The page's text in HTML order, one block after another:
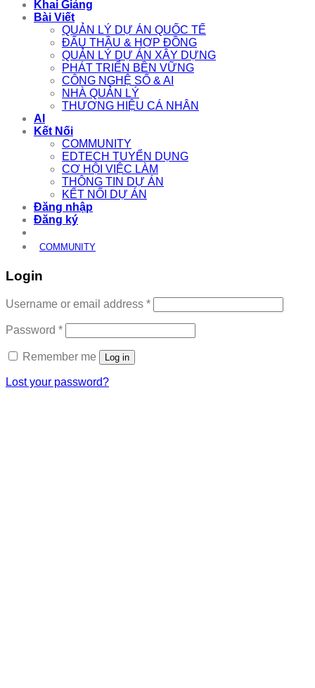
Khai Giảng
Bài Viết
QUẢN LÝ DỰ ÁN QUỐC TẾ
ĐẤU THẦU & HỢP ĐỒNG
QUẢN LÝ DỰ ÁN XÂY DỰNG
PHÁT TRIỂN BỀN VỮNG
CÔNG NGHỆ SỐ & AI
NHÀ QUẢN LÝ
THƯƠNG HIỆU CÁ NHÂN
AI
Kết Nối
COMMUNITY
EDTECH TUYỂN DỤNG
CƠ HỘI VIỆC LÀM
THÔNG TIN DỰ ÁN
KẾT NỐI DỰ ÁN
Đăng nhập
Đăng ký
COMMUNITY
Login
Username or email address *Required
Password *Required
Remember me Log in
Lost your password?